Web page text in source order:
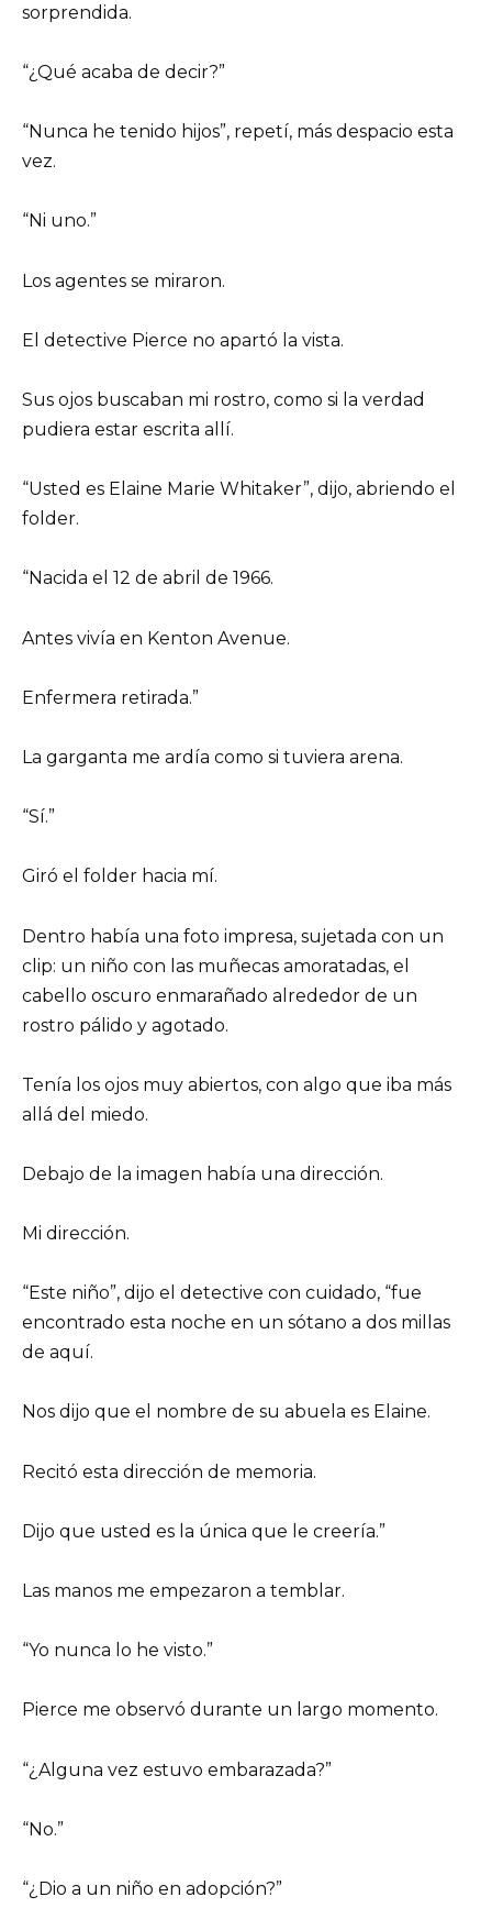
sorprendida.
“¿Qué acaba de decir?”
“Nunca he tenido hijos”, repetí, más despacio esta
vez.
“Ni uno.”
Los agentes se miraron.
El detective Pierce no apartó la vista.
Sus ojos buscaban mi rostro, como si la verdad
pudiera estar escrita allí.
“Usted es Elaine Marie Whitaker”, dijo, abriendo el
folder.
“Nacida el 12 de abril de 1966.
Antes vivía en Kenton Avenue.
Enfermera retirada.”
La garganta me ardía como si tuviera arena.
“Sí.”
Giró el folder hacia mí.
Dentro había una foto impresa, sujetada con un
clip: un niño con las muñecas amoratadas, el
cabello oscuro enmarañado alrededor de un
rostro pálido y agotado.
Tenía los ojos muy abiertos, con algo que iba más
allá del miedo.
Debajo de la imagen había una dirección.
Mi dirección.
“Este niño”, dijo el detective con cuidado, “fue
encontrado esta noche en un sótano a dos millas
de aquí.
Nos dijo que el nombre de su abuela es Elaine.
Recitó esta dirección de memoria.
Dijo que usted es la única que le creería.”
Las manos me empezaron a temblar.
“Yo nunca lo he visto.”
Pierce me observó durante un largo momento.
“¿Alguna vez estuvo embarazada?”
“No.”
“¿Dio a un niño en adopción?”